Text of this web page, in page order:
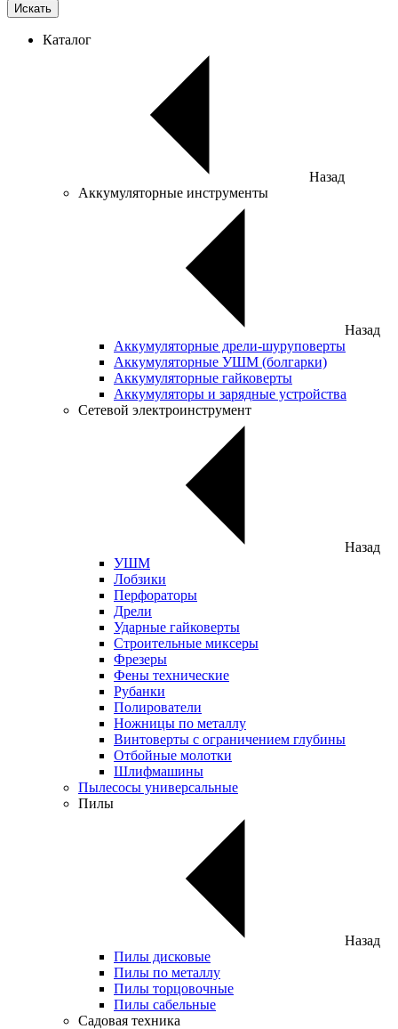
Искать
Каталог
Назад
Аккумуляторные инструменты
Назад
Аккумуляторные дрели-шуруповерты
Аккумуляторные УШМ (болгарки)
Аккумуляторные гайковерты
Аккумуляторы и зарядные устройства
Сетевой электроинструмент
Назад
УШМ
Лобзики
Перфораторы
Дрели
Ударные гайковерты
Строительные миксеры
Фрезеры
Фены технические
Рубанки
Полирователи
Ножницы по металлу
Винтоверты с ограничением глубины
Отбойные молотки
Шлифмашины
Пылесосы универсальные
Пилы
Назад
Пилы дисковые
Пилы по металлу
Пилы торцовочные
Пилы сабельные
Садовая техника